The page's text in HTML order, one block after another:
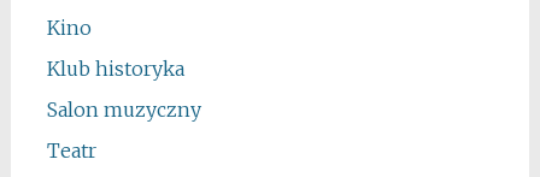
Kino
Klub historyka
Salon muzyczny
Teatr